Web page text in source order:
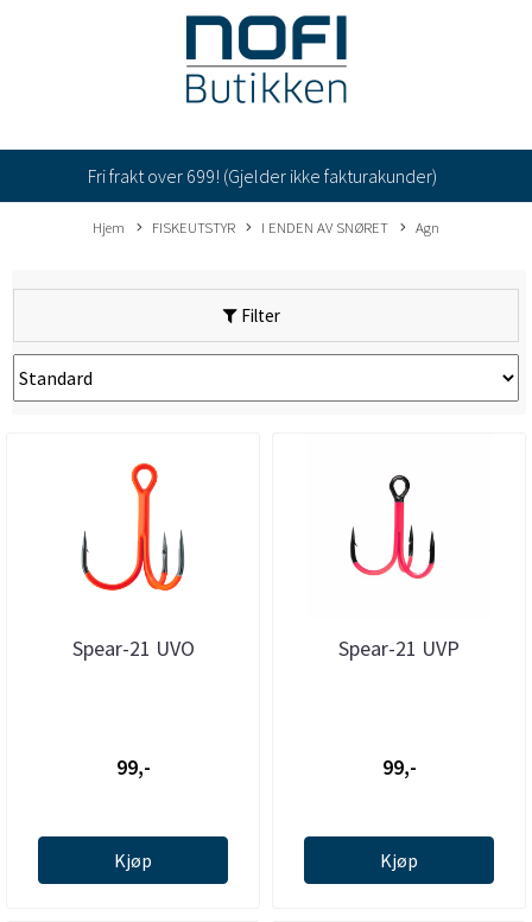
Fri frakt over 699! (Gjelder ikke fakturakunder)
Hjem FISKEUTSTYR I ENDEN AV SNØRET Agn
Filter
Spear-21 UVO
99,-
Kjøp
Spear-21 UVP
99,-
Kjøp